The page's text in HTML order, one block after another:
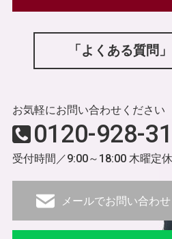
「よくある質問
お気軽にお問い合わせください
0120-928-
受付時間／9:00～18:00 木曜定休
メールでお問い合わせ